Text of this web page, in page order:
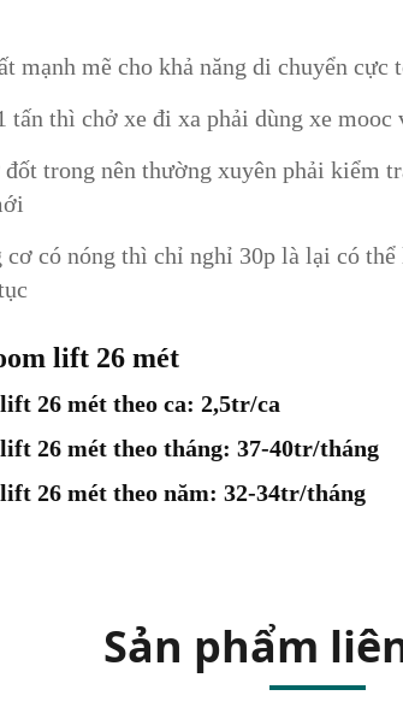
mạnh mẽ cho khả năng di chuyển
thì chở xe đi xa phải dùng xe mooc
trong nên thường xuyên phải kiểm
có nóng thì chỉ nghỉ 30p là lại có
lift 26 mét
26 mét theo ca: 2,5tr/ca
26 mét theo tháng: 37-40tr/tháng
26 mét theo năm: 32-34tr/tháng
Sản phẩm